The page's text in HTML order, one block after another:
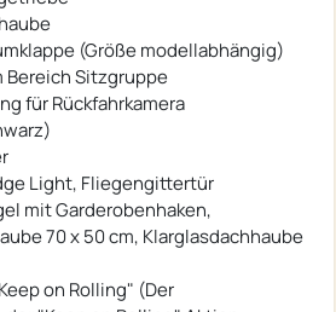
(Größe modellabhängig)
Bereich Sitzgruppe
für Rückfahrkamera
Light, Fliegengittertür
mit Garderobenhaken,
70 x 50 cm, Klarglasdachhaube
on Rolling" (Der